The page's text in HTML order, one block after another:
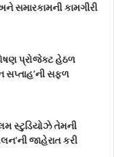
સમારકામની કામગીરી
પ્રોજેક્ટ હેઠળ
સપ્તાહ’ની સફળ
સ્ટુડિયોઝે તેમની
જાહેરાત કરી